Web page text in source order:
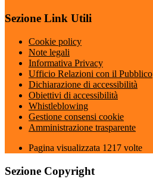
Sezione Link Utili
Cookie policy
Note legali
Informativa Privacy
Ufficio Relazioni con il Pubblico
Dichiarazione di accessibilità
Obiettivi di accessibilità
Whistleblowing
Gestione consensi cookie
Amministrazione trasparente
Pagina visualizzata 1217 volte
Sezione Copyright